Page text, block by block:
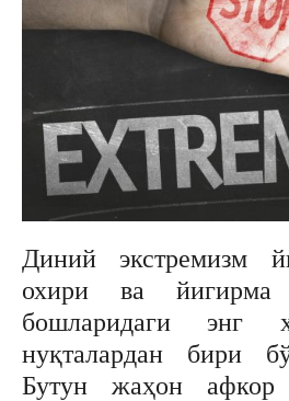
Диний экстремизм
охири ва йигирма
бошларидаги энг
нуқталардан бири
Бутун жаҳон афкор